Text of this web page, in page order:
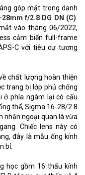
góp mặt trong danh
f/2.8 DG DN (C)
vào tháng 06/2022,
cảm biến full-frame
C với tiêu cự tương
chất lượng hoàn thiện
trang bị lớp phủ chống
phía ngàm lại có cấu
thể, Sigma 16-28/2.8
nhận ngoại quan là vừa
Chiếc lens này có
đây là mẫu ống kính
bỉ.
học gồm 16 thấu kính